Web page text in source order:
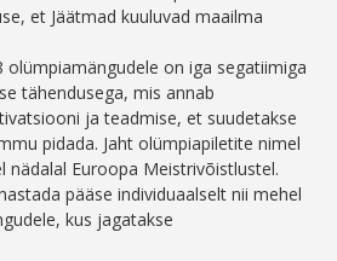
et Jäätmad kuuluvad maailma
olümpiamängudele on iga segatiimiga
tähendusega, mis annab
ja teadmise, et suudetakse
pidada. Jaht olümpiapiletite nimel
nädalal Euroopa Meistrivõistlustel.
pääse individuaalselt nii mehel
kus jagatakse